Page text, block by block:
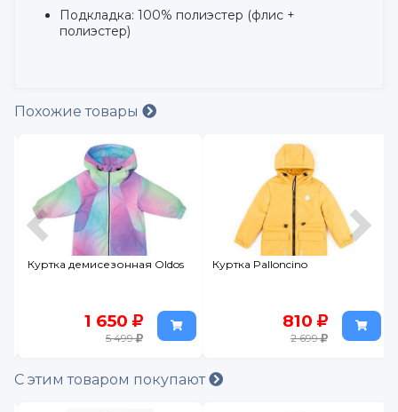
Подкладка: 100% полиэстер (флис +
полиэстер)
Похожие товары
Куртка демисезонная Oldos
1 650
5 499
Куртка Palloncino
810
2 699
С этим товаром покупают